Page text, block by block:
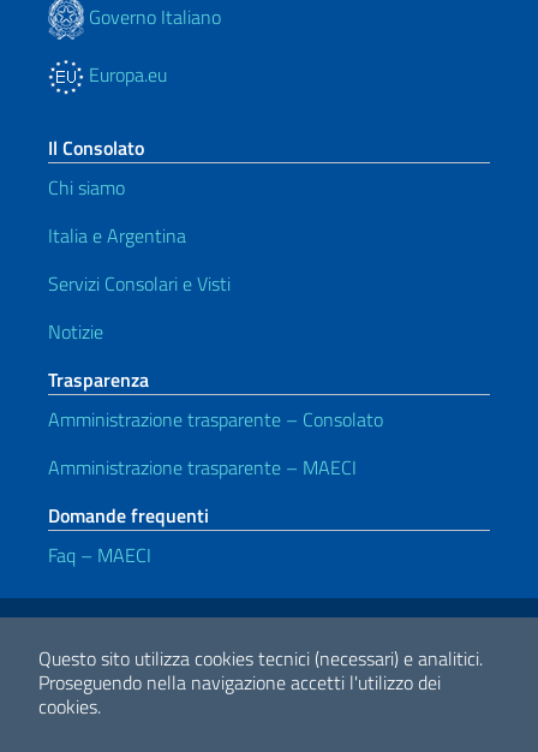
Questo sito utilizza cookies tecnici (necessari) e analitici.
Proseguendo nella navigazione accetti l'utilizzo dei
cookies.
Governo Italiano
Europa.eu
Il Consolato
Chi siamo
Italia e Argentina
Servizi Consolari e Visti
Notizie
Trasparenza
Amministrazione trasparente – Consolato
Amministrazione trasparente – MAECI
Domande frequenti
Faq – MAECI
Link Utili